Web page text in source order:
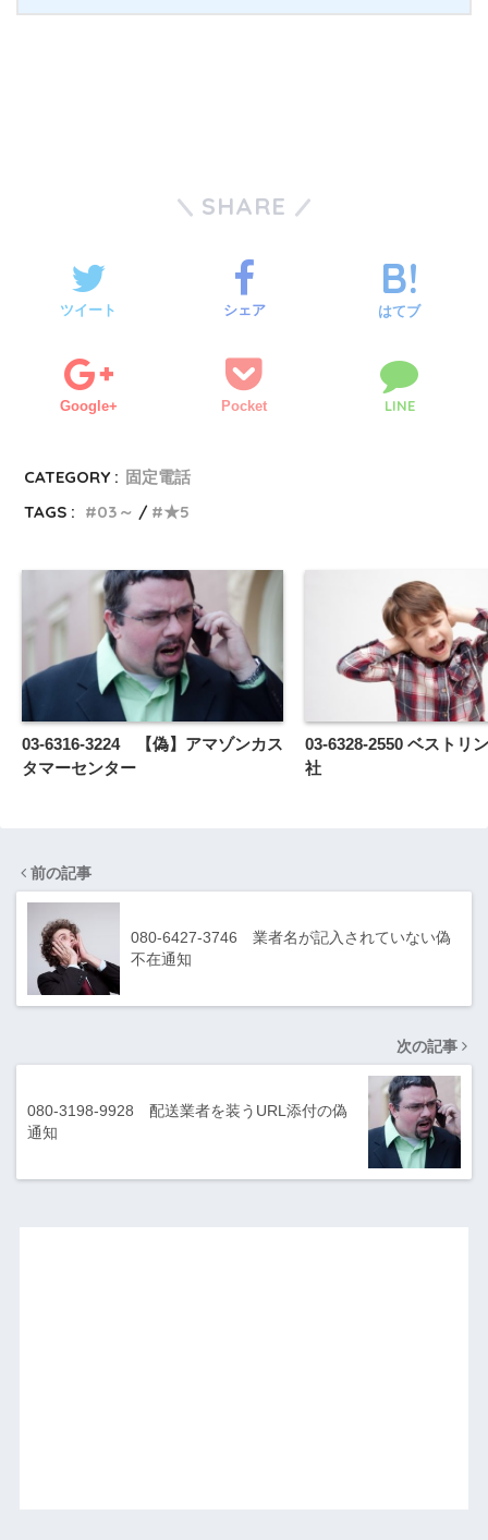
SHARE
ツイート シェア はてブ
Google+ Pocket LINE
CATEGORY : 固定電話
TAGS :
03～ ★5
03-6316-3224 【偽】アマゾンカス
タマーセンター
03-6328-2550 ベストリ
社
前の記事
080-6427-3746 業者名が記入されていない偽
不在通知
次の記事
080-3198-9928 配送業者を装うURL添付の偽
通知